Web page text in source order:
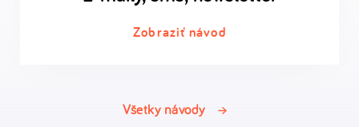
Zobraziť návod
Všetky návody